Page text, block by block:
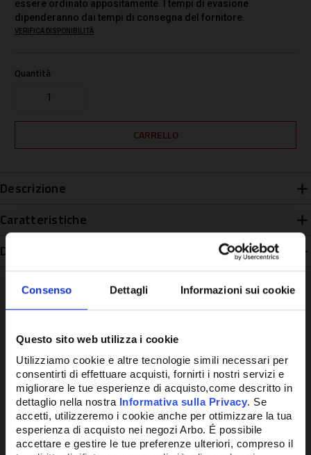
Consenso Dettagli Informazioni sui cookie
Questo sito web utilizza i cookie
Utilizziamo cookie e altre tecnologie simili necessari per
consentirti di effettuare acquisti, fornirti i nostri servizi e
migliorare le tue esperienze di acquisto,come descritto in
dettaglio nella nostra Informativa sulla Privacy. Se
accetti, utilizzeremo i cookie anche per ottimizzare la tua
esperienza di acquisto nei negozi Arbo. É possibile
accettare e gestire le tue preferenze ulteriori, compreso il
essere ordinato appositamente. I tempi di evasione
dipenderanno dai tempi di consegna del fornitore.
VERIFICA DISPONIBILITÀ
Quantità
Descrizione
Caratteristiche
Disponibilità
Potrebbe anche interessarti